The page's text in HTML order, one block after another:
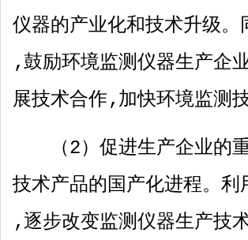
仪器的产业化和技术升级
‚鼓励环境监测仪器生产企
展技术合作‚加快环境监测
（2）促进生产企业的
技术产品的国产化进程。
‚逐步改变监测仪器生产技